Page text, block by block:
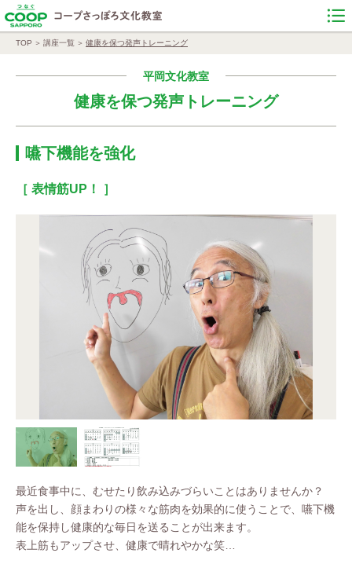
TOP 講座一覧 健康を保つ発声トレーニング
平岡文化教室
健康を保つ発声トレーニング
嚥下機能を強化
［ 表情筋UP！ ］
最近食事中に、むせたり飲み込みづらいことはありませんか？
声を出し、顔まわりの様々な筋肉を効果的に使うことで、嚥下機
能を保持し健康的な毎日を送ることが出来ます。
表上筋もアップさせ、健康で晴れやかな笑